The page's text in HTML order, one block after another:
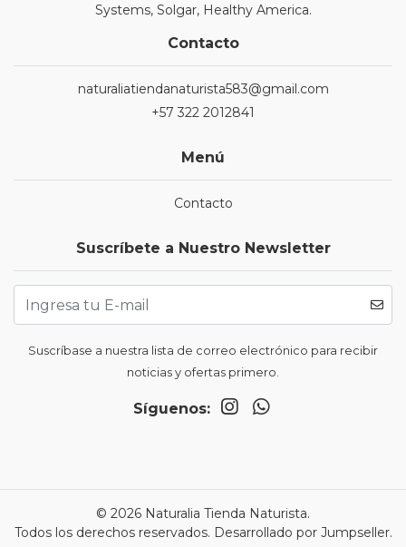
Systems, Solgar, Healthy America.
Contacto
naturaliatiendanaturista583@gmail.com
+57 322 2012841
Menú
Contacto
Suscríbete a Nuestro Newsletter
Suscríbase a nuestra lista de correo electrónico para recibir
noticias y ofertas primero.
Síguenos:
© 2026 Naturalia Tienda Naturista.
Todos los derechos reservados. Desarrollado por Jumpseller.